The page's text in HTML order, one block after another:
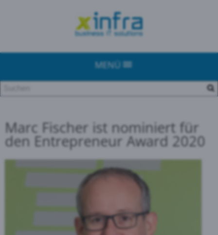
MENÜ
Marc Fischer ist nominiert für
den Entrepreneur Award 2020